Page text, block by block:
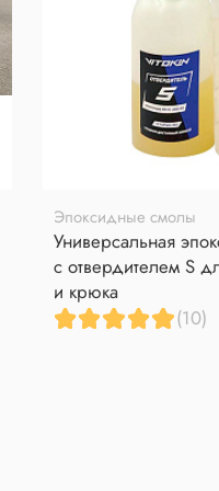
Эпоксидные смолы
Универсальная
с отвердителем S
и крюка
(10)